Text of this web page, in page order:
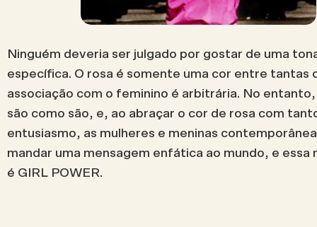
Ninguém deveria ser julgado por gostar de uma
específica. O rosa é somente uma cor entre tantas
associação com o feminino é arbitrária. No entanto,
são como são, e, ao abraçar o cor de rosa com
entusiasmo, as mulheres e meninas
mandar uma mensagem enfática ao mundo, e essa
é GIRL POWER.